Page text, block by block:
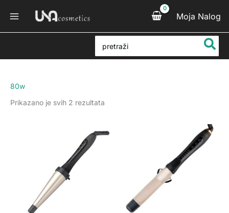
Moja Nalog
for:
80w
Prikazano je svih 2 rezultata